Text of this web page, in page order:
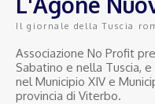
Il giornale della Tuscia
Associazione No Profit
Sabatino e nella Tuscia,
nel Municipio XIV e
provincia di Viterbo.